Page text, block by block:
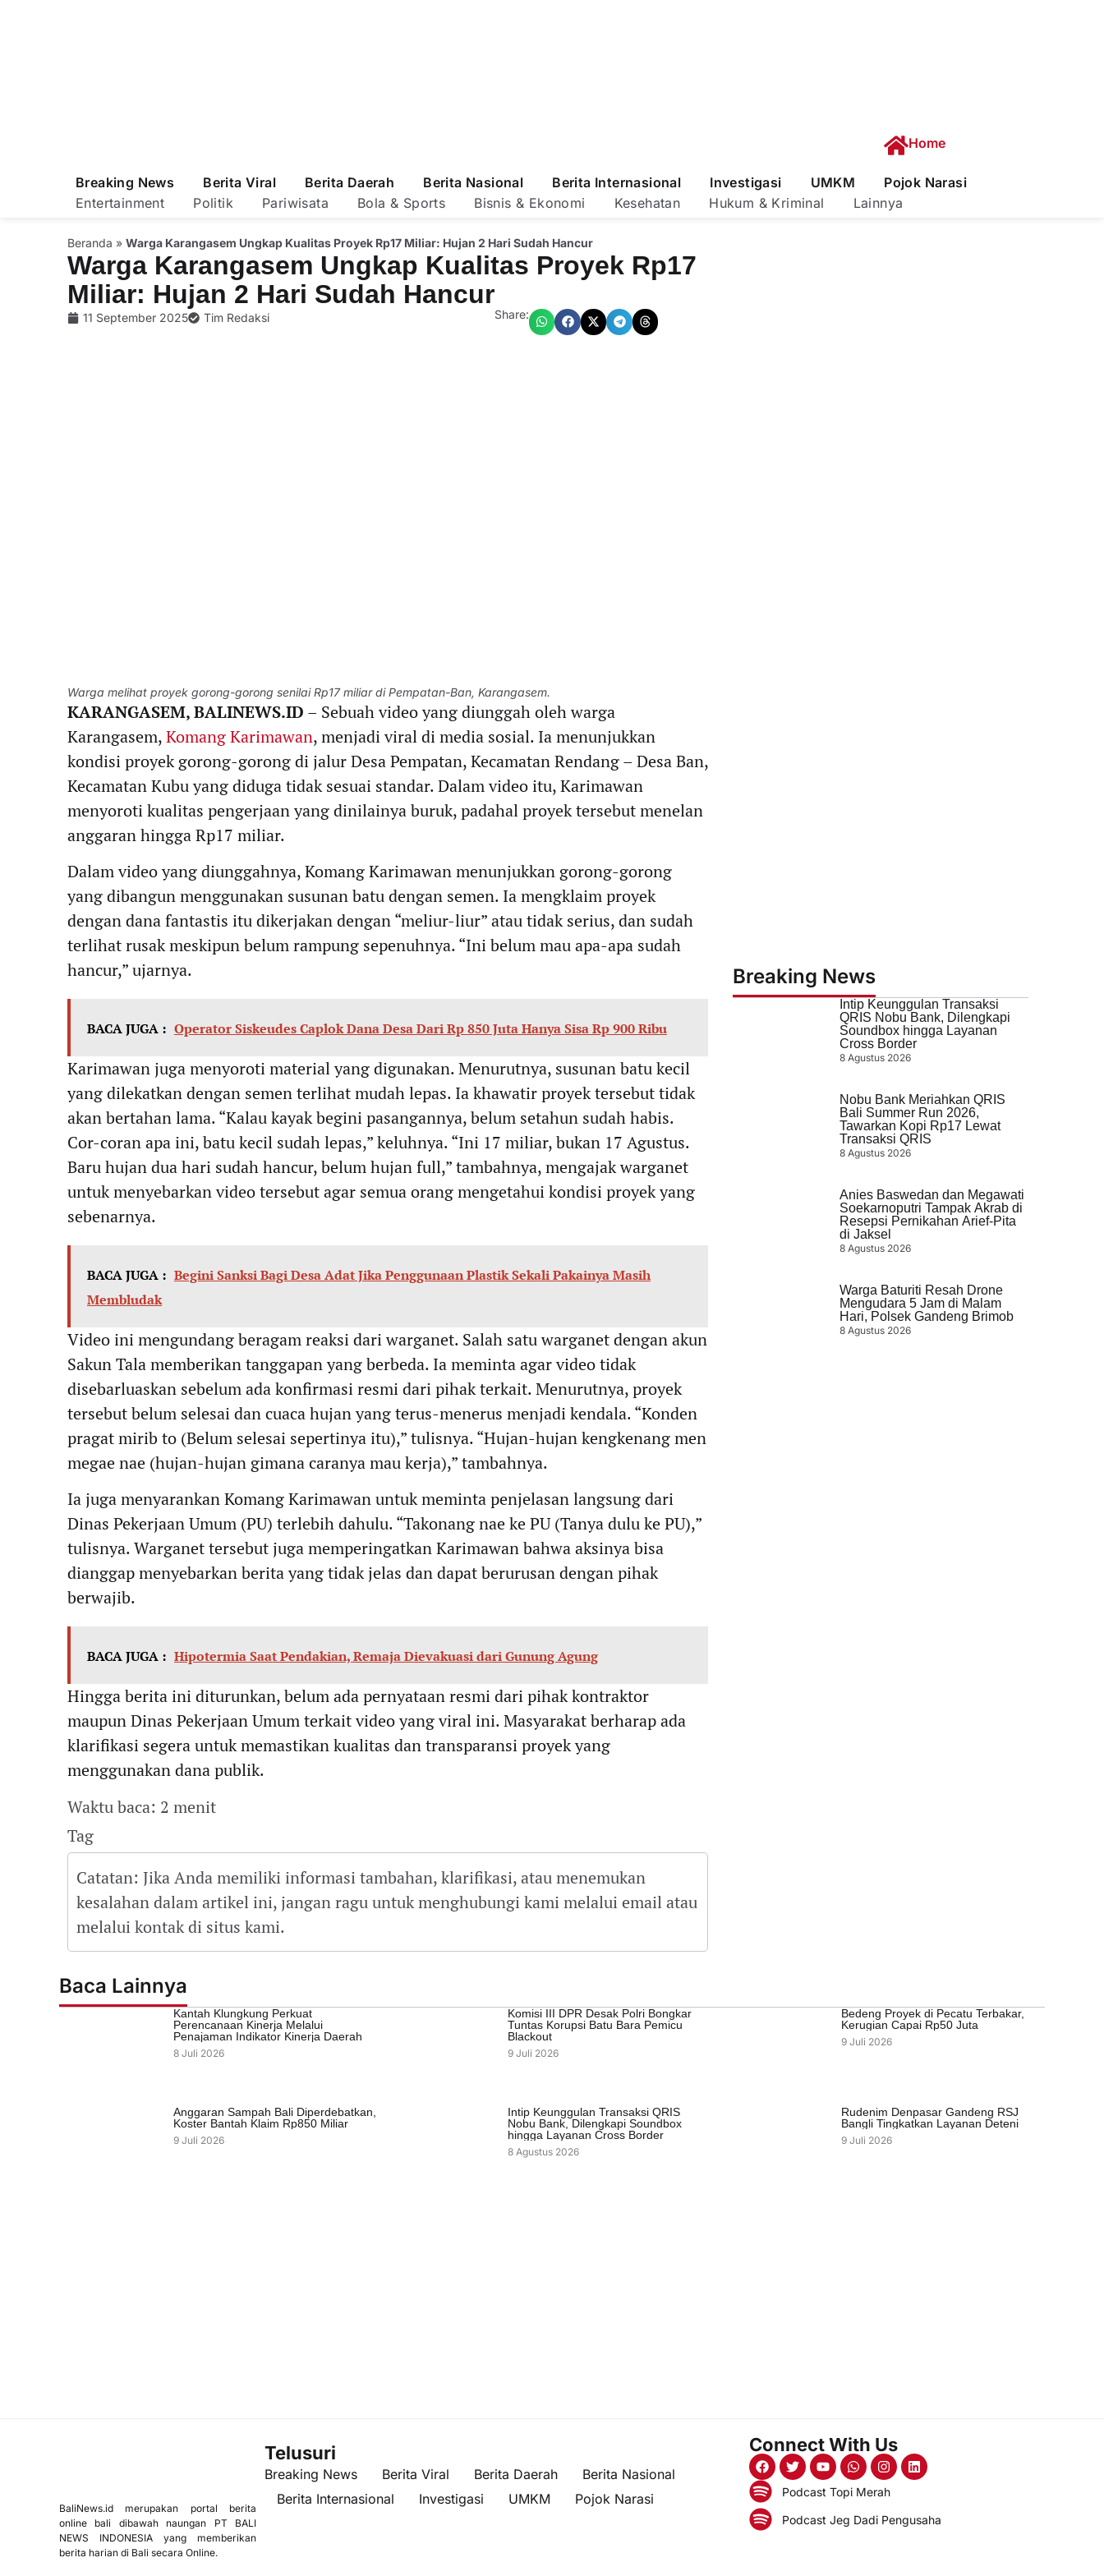
Home
Breaking News Berita Viral Berita Daerah Berita Nasional Berita Internasional Investigasi UMKM
Pojok Narasi
Entertainment
Politik Pariwisata Bola & Sports Bisnis & Ekonomi Kesehatan Hukum & Kriminal Lainnya
Beranda » Warga Karangasem Ungkap Kualitas Proyek Rp17 Miliar: Hujan 2 Hari Sudah Hancur
Warga Karangasem Ungkap Kualitas Proyek Rp17
Miliar: Hujan 2 Hari Sudah Hancur
11 September 2025 Tim Redaksi Share:
Warga melihat proyek gorong-gorong senilai Rp17 miliar di Pempatan-Ban, Karangasem.
KARANGASEM, BALINEWS.ID – Sebuah video yang diunggah oleh warga
Karangasem,Komang Karimawan, menjadi viral di media sosial. Ia menunjukkan
kondisi proyek gorong-gorong di jalur Desa Pempatan, Kecamatan Rendang – Desa Ban,
Kecamatan Kubu yang diduga tidak sesuai standar. Dalam video itu, Karimawan
menyoroti kualitas pengerjaan yang dinilainya buruk, padahal proyek tersebut menelan
anggaran hingga Rp17 miliar.
Dalam video yang diunggahnya, Komang Karimawan menunjukkan gorong-gorong
yang dibangun menggunakan susunan batu dengan semen. Ia mengklaim proyek
dengan dana fantastis itu dikerjakan dengan “meliur-liur” atau tidak serius, dan sudah
terlihat rusak meskipun belum rampung sepenuhnya. “Ini belum mau apa-apa sudah
hancur,” ujarnya.
BACA JUGA : Operator Siskeudes Caplok Dana Desa Dari Rp 850 Juta Hanya Sisa Rp 900 Ribu
Karimawan juga menyoroti material yang digunakan. Menurutnya, susunan batu kecil
yang dilekatkan dengan semen terlihat mudah lepas. Ia khawatir proyek tersebut tidak
akan bertahan lama. “Kalau kayak begini pasangannya, belum setahun sudah habis.
Cor-coran apa ini, batu kecil sudah lepas,” keluhnya. “Ini 17 miliar, bukan 17 Agustus.
Baru hujan dua hari sudah hancur, belum hujan full,” tambahnya, mengajak warganet
untuk menyebarkan video tersebut agar semua orang mengetahui kondisi proyek yang
sebenarnya.
BACA JUGA : Begini Sanksi Bagi Desa Adat Jika Penggunaan Plastik Sekali Pakainya Masih
Membludak
Video ini mengundang beragam reaksi dari warganet. Salah satu warganet dengan akun
Sakun Tala memberikan tanggapan yang berbeda. Ia meminta agar video tidak
disebarluaskan sebelum ada konfirmasi resmi dari pihak terkait. Menurutnya, proyek
tersebut belum selesai dan cuaca hujan yang terus-menerus menjadi kendala. “Konden
pragat mirib to (Belum selesai sepertinya itu),” tulisnya. “Hujan-hujan kengkenang men
megae nae (hujan-hujan gimana caranya mau kerja),” tambahnya.
Ia juga menyarankan Komang Karimawan untuk meminta penjelasan langsung dari
Dinas Pekerjaan Umum (PU) terlebih dahulu. “Takonang nae ke PU (Tanya dulu ke PU),”
tulisnya. Warganet tersebut juga memperingatkan Karimawan bahwa aksinya bisa
dianggap menyebarkan berita yang tidak jelas dan dapat berurusan dengan pihak
berwajib.
BACA JUGA : Hipotermia Saat Pendakian, Remaja Dievakuasi dari Gunung Agung
Hingga berita ini diturunkan, belum ada pernyataan resmi dari pihak kontraktor
maupun Dinas Pekerjaan Umum terkait video yang viral ini. Masyarakat berharap ada
klarifikasi segera untuk memastikan kualitas dan transparansi proyek yang
menggunakan dana publik.
Waktu baca: 2 menit
Tag
Catatan: Jika Anda memiliki informasi tambahan, klarifikasi, atau menemukan
kesalahan dalam artikel ini, jangan ragu untuk menghubungi kami melalui email atau
melalui kontak di situs kami.
Breaking News
Intip Keunggulan Transaksi
QRIS Nobu Bank, Dilengkapi
Soundbox hingga Layanan
Cross Border
8 Agustus 2026
Nobu Bank Meriahkan QRIS
Bali Summer Run 2026,
Tawarkan Kopi Rp17 Lewat
Transaksi QRIS
8 Agustus 2026
Anies Baswedan dan Megawati
Soekarnoputri Tampak Akrab di
Resepsi Pernikahan Arief-Pita
di Jaksel
8 Agustus 2026
Warga Baturiti Resah Drone
Mengudara 5 Jam di Malam
Hari, Polsek Gandeng Brimob
8 Agustus 2026
Baca Lainnya
Kantah Klungkung Perkuat
Perencanaan Kinerja Melalui
Penajaman Indikator Kinerja Daerah
8 Juli 2026
Komisi III DPR Desak Polri Bongkar
Tuntas Korupsi Batu Bara Pemicu
Blackout
9 Juli 2026
Bedeng Proyek di Pecatu Terbakar,
Kerugian Capai Rp50 Juta
9 Juli 2026
Anggaran Sampah Bali Diperdebatkan,
Koster Bantah Klaim Rp850 Miliar
9 Juli 2026
Intip Keunggulan Transaksi QRIS
Nobu Bank, Dilengkapi Soundbox
hingga Layanan Cross Border
8 Agustus 2026
Rudenim Denpasar Gandeng RSJ
Bangli Tingkatkan Layanan Deteni
9 Juli 2026
BaliNews.id merupakan portal berita
online bali dibawah naungan PT BALI
NEWS INDONESIA yang memberikan
berita harian di Bali secara Online.
Telusuri
Breaking News Berita Viral Berita Daerah
Berita Nasional
Berita Internasional
Investigasi UMKM Pojok Narasi
Connect With Us
Podcast Topi Merah
Podcast Jeg Dadi Pengusaha